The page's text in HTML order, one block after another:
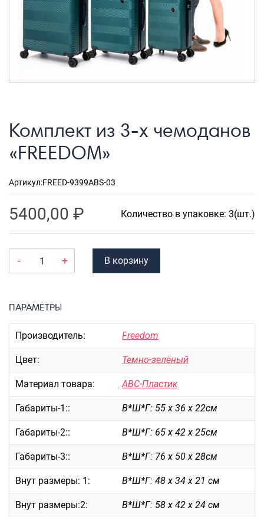
Рюкзаки городские
Рюкзаки школьные
Рюкзаки подростковые
Рюкзаки для охоты-рыбалки
Рюкзаки на колесах
ШОППЕРЫ
Кейсы
Портпледы
Мешки для обуви
Пеналы для школы
Новинки
Багаж
Чемоданы оптом
Чемоданы на колесах
Чемоданы детские
Пилоты на колесах
Рюкзаки детские для детских
чемоданов
Комплект из 3-х чемоданов
«FREEDOM»
Артикул:FREED-9399ABS-03
5400,00 ₽ Количество в упаковке: 3(шт.)
- + В корзину
ПАРАМЕТРЫ
Производитель: Freedom
Цвет: Темно-зелёный
Материал товара: АВС-Пластик
Габариты-1:: В*Ш*Г: 55 х 36 х 22см
Габариты-2:: В*Ш*Г: 65 х 42 х 25см
Габариты-3:: В*Ш*Г: 76 х 50 х 28см
Внут размеры: 1: В*Ш*Г: 48 х 34 х 21 см
Внут размеры:2: В*Ш*Г: 58 х 42 х 24 см